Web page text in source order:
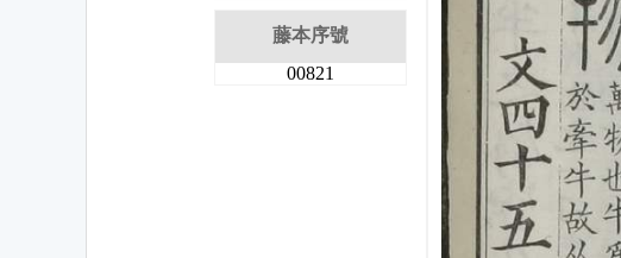
藤本序號
00821